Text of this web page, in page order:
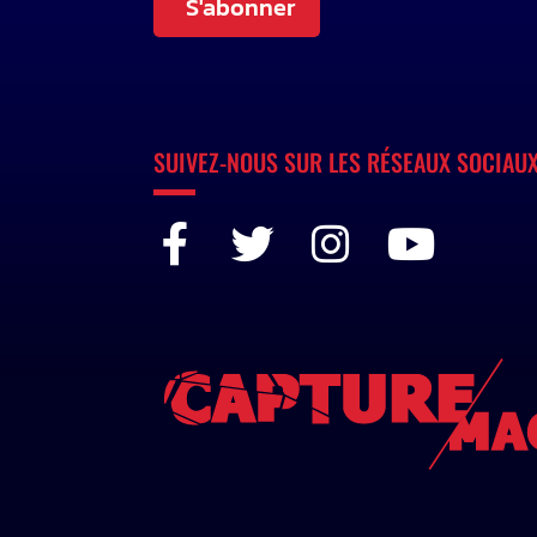
S'abonner
SUIVEZ-NOUS SUR LES RÉSEAUX